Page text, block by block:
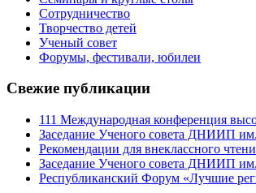
Сотрудничество
Творчество детей
Ученый совет
Форумы, фестивали, юбилеи
Свежие публикации
111 Международная конференция
Заседание Ученого совета ДНИИП
Рекомендации для внеклассного
Заседание Ученого совета ДНИИП
Республиканский Форум «Лучшие